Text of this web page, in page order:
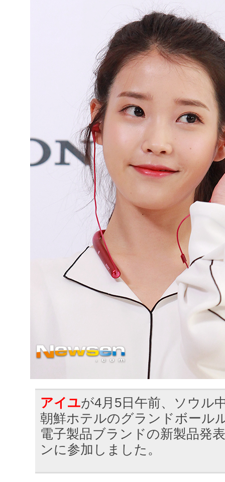
アイユが4月5日午前、ソウル
朝鮮ホテルのグランドボール
電子製品ブランドの新製品発
ンに参加しました。